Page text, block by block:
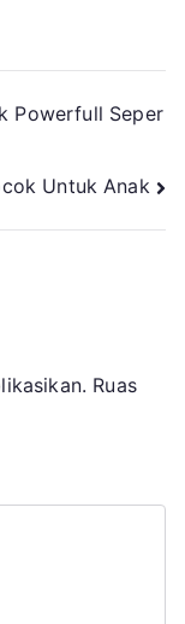
Powerfull Seper
Untuk Anak
Ruas